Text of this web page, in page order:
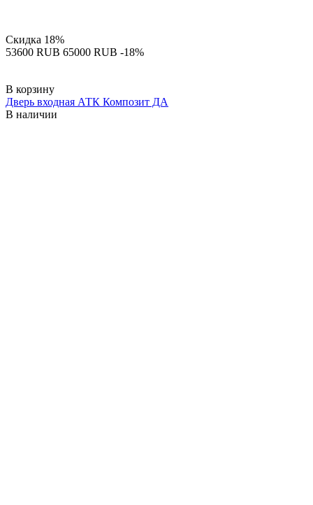
Скидка 18%
‍53600‍ RUB ‍65000‍ RUB -18%
В корзину
Дверь входная АТК Композит ДА
В наличии